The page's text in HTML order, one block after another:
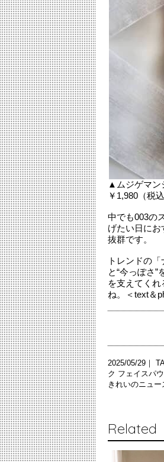
▲ムジゲマン
￥1,980（税込
中でも003の
げたい日に
抜群です。
トレンドの
と“今っぽさ
を支えてく
ね。＜text＆
2025/05/29｜
ク フェイスパ
きれいのニュー
Related